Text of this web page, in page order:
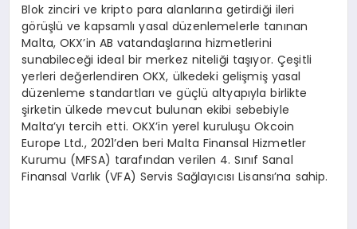
Blok zinciri ve kripto para alanlarına getirdiği ileri
görüşlü ve kapsamlı yasal düzenlemelerle tanınan
Malta, OKX’in AB vatandaşlarına hizmetlerini
sunabileceği ideal bir merkez niteliği taşıyor. Çeşitli
yerleri değerlendiren OKX, ülkedeki gelişmiş yasal
düzenleme standartları ve güçlü altyapıyla birlikte
şirketin ülkede mevcut bulunan ekibi sebebiyle
Malta’yı tercih etti. OKX’in yerel kuruluşu Okcoin
Europe Ltd., 2021’den beri Malta Finansal Hizmetler
Kurumu (MFSA) tarafından verilen 4. Sınıf Sanal
Finansal Varlık (VFA) Servis Sağlayıcısı Lisansı’na sahip.